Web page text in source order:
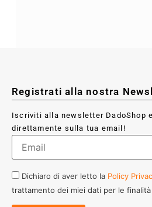
Registrati alla nostra
Iscriviti alla newsletter DadoShop
direttamente sulla tua email!
Dichiaro di aver letto la Policy
trattamento dei miei dati per le